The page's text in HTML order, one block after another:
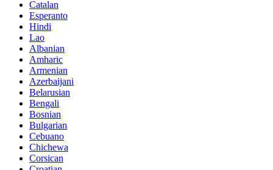
Catalan
Esperanto
Hindi
Lao
Albanian
Amharic
Armenian
Azerbaijani
Belarusian
Bengali
Bosnian
Bulgarian
Cebuano
Chichewa
Corsican